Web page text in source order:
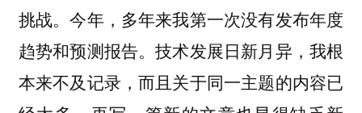
挑战。今年，多年来我第一次没有发布年度
趋势和预测报告。技术发展日新月异，我根
本来不及记录，而且关于同一主题的内容已